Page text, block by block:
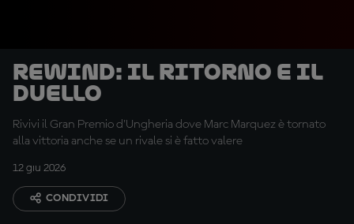
REWIND: il ritorno e il
duello
Rivivi il Gran Premio d'Ungheria dove Marc Marquez è tornato
alla vittoria anche se un rivale si è fatto valere
12 giu 2026
CONDIVIDI